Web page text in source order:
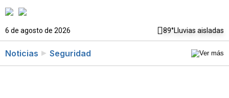
6 de agosto de 2026 89°Lluvias aisladas
Noticias Seguridad